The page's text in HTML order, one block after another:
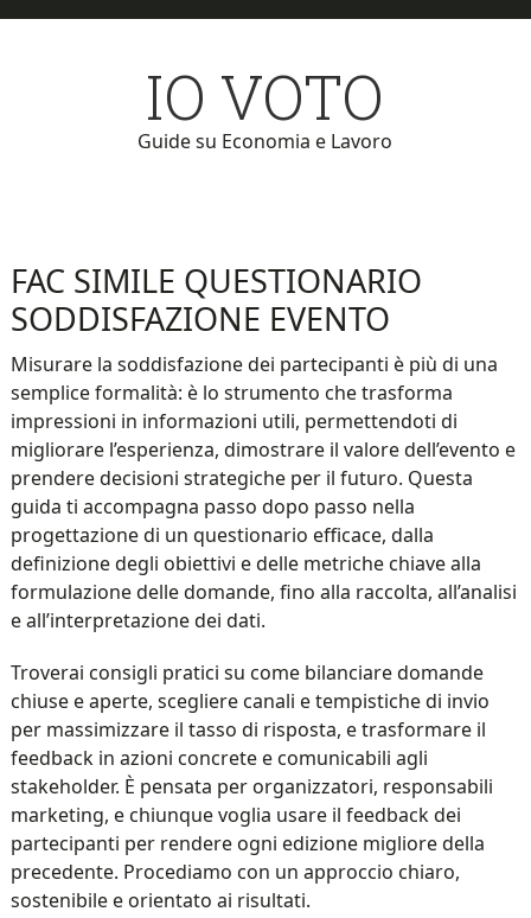
Skip
Skip
IO VOTO
Guide su Economia e Lavoro
FAC SIMILE QUESTIONARIO
SODDISFAZIONE EVENTO​
Misurare la soddisfazione dei partecipanti è più di una
semplice formalità: è lo strumento che trasforma
impressioni in informazioni utili, permettendoti di
migliorare l’esperienza, dimostrare il valore dell’evento e
prendere decisioni strategiche per il futuro. Questa
guida ti accompagna passo dopo passo nella
progettazione di un questionario efficace, dalla
definizione degli obiettivi e delle metriche chiave alla
formulazione delle domande, fino alla raccolta, all’analisi
e all’interpretazione dei dati.
Troverai consigli pratici su come bilanciare domande
chiuse e aperte, scegliere canali e tempistiche di invio
per massimizzare il tasso di risposta, e trasformare il
feedback in azioni concrete e comunicabili agli
stakeholder. È pensata per organizzatori, responsabili
marketing, e chiunque voglia usare il feedback dei
partecipanti per rendere ogni edizione migliore della
precedente. Procediamo con un approccio chiaro,
sostenibile e orientato ai risultati.